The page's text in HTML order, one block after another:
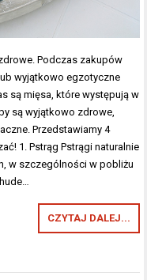
Podczas zakupów
wyjątkowo egzotyczne
są mięsa, które występują w
są wyjątkowo zdrowe,
Przedstawiamy 4
1. Pstrąg Pstrągi naturalnie
w szczególności w pobliżu
CZYTAJ DALEJ...